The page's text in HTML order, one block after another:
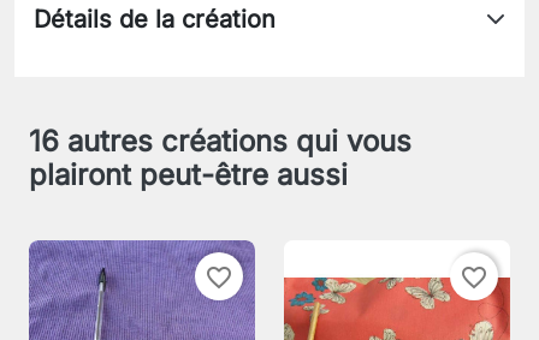
Détails de la création
16 autres créations qui vous
plairont peut-être aussi
favorite_border favorite_border